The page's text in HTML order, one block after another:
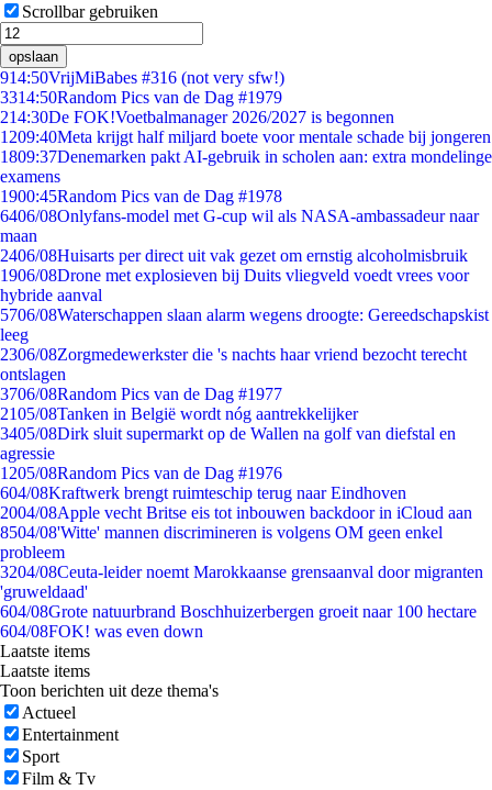
Scrollbar gebruiken
opslaan
914:50VrijMiBabes #316 (not very sfw!)
3314:50Random Pics van de Dag #1979
214:30De FOK!Voetbalmanager 2026/2027 is begonnen
1209:40Meta krijgt half miljard boete voor mentale schade bij jongeren
1809:37Denemarken pakt AI-gebruik in scholen aan: extra mondelinge
examens
1900:45Random Pics van de Dag #1978
6406/08Onlyfans-model met G-cup wil als NASA-ambassadeur naar
maan
2406/08Huisarts per direct uit vak gezet om ernstig alcoholmisbruik
1906/08Drone met explosieven bij Duits vliegveld voedt vrees voor
hybride aanval
5706/08Waterschappen slaan alarm wegens droogte: Gereedschapskist
leeg
2306/08Zorgmedewerkster die 's nachts haar vriend bezocht terecht
ontslagen
3706/08Random Pics van de Dag #1977
2105/08Tanken in België wordt nóg aantrekkelijker
3405/08Dirk sluit supermarkt op de Wallen na golf van diefstal en
agressie
1205/08Random Pics van de Dag #1976
604/08Kraftwerk brengt ruimteschip terug naar Eindhoven
2004/08Apple vecht Britse eis tot inbouwen backdoor in iCloud aan
8504/08'Witte' mannen discrimineren is volgens OM geen enkel
probleem
3204/08Ceuta-leider noemt Marokkaanse grensaanval door migranten
'gruweldaad'
604/08Grote natuurbrand Boschhuizerbergen groeit naar 100 hectare
604/08FOK! was even down
Laatste items
Laatste items
Toon berichten uit deze thema's
Actueel
Entertainment
Sport
Film & Tv